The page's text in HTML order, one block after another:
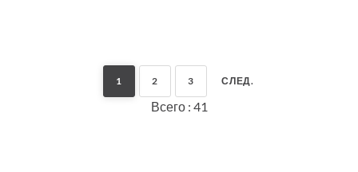
1 2 3 СЛЕД.
Всего : 41